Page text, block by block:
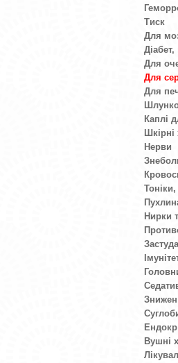
Тиск
Для
Для
Для
Для
Каплі
Нерви
Нирки
Вушні